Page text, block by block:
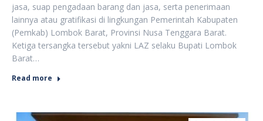
jasa, suap pengadaan barang dan jasa, serta penerimaan
lainnya atau gratifikasi di lingkungan Pemerintah Kabupaten
(Pemkab) Lombok Barat, Provinsi Nusa Tenggara Barat.
Ketiga tersangka tersebut yakni LAZ selaku Bupati Lombok
Barat…
Read more